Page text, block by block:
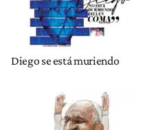
Diego se está muriendo